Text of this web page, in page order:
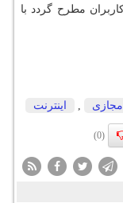
مطرح گردد با
اینترنت
(0)